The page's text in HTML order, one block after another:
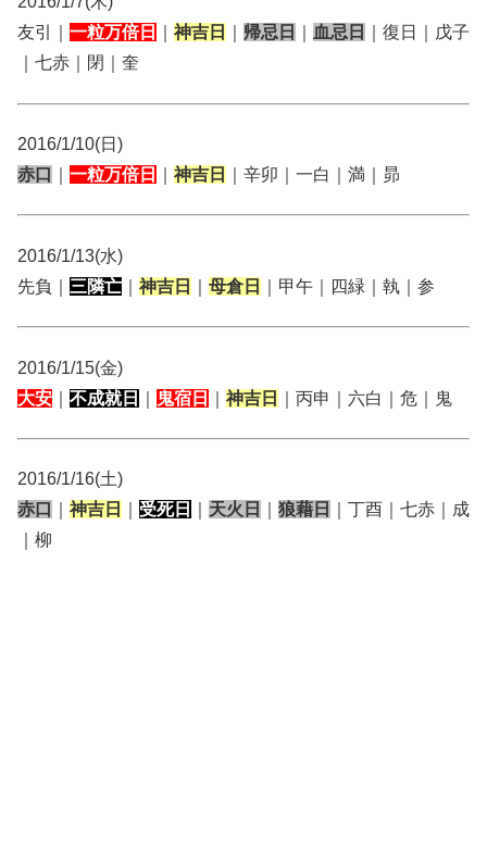
友引｜ 一粒万倍日 神吉日 帰忌日 血忌日
｜復日｜戊子
｜七赤｜閉｜奎
2016/1/10(日)
赤口
一粒万倍日 神吉日 ｜辛卯｜一白｜満｜昴
2016/1/13(水)
先負｜ 三隣亡 神吉日 母倉日 ｜甲午｜四緑｜執｜参
2016/1/15(金)
大安
不成就日 鬼宿日 神吉日 ｜丙申｜六白｜危｜鬼
2016/1/16(土)
赤口
神吉日 受死日 天火日 狼藉日
｜丁酉｜七赤｜成
｜柳